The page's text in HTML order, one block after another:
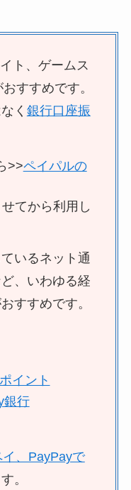
ト、ゲームス
おすすめです。
く 銀行口座振
>>ペイパルの
てから利用し
いるネット通
、いわゆる経
すすめです。
イント
銀行
、PayPayで
。